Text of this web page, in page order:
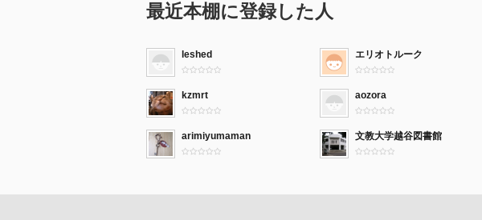
最近本棚に登録した人
leshed エリオトルーク
kzmrt aozora
arimiyumaman 文教大学越谷図書館